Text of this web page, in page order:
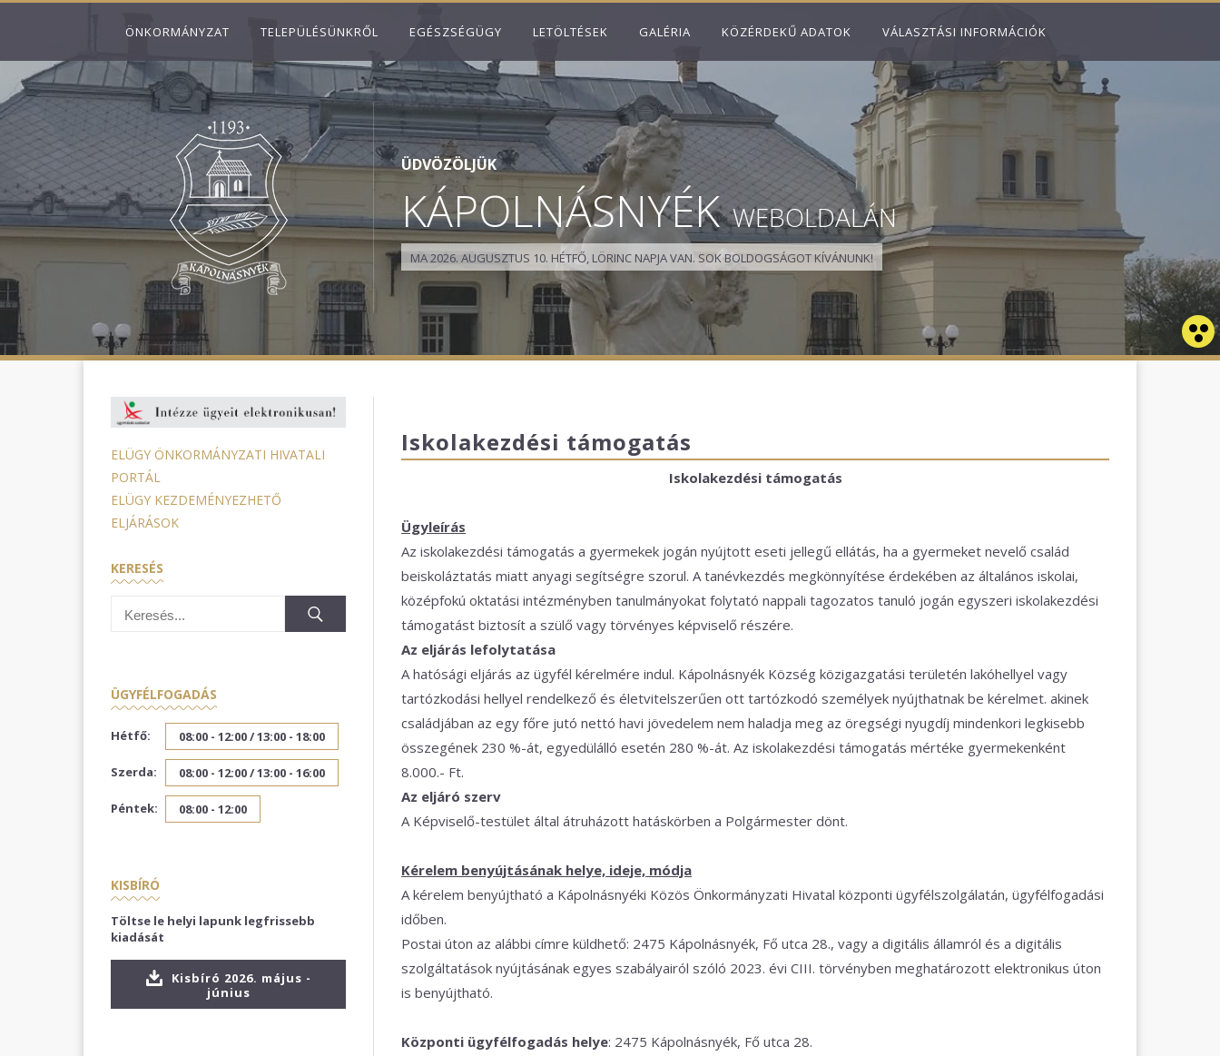
ÖNKORMÁNYZAT TELEPÜLÉSÜNKRŐL EGÉSZSÉGÜGY LETÖLTÉSEK GALÉRIA KÖZÉRDEKŰ ADATOK VÁLASZTÁSI INFORMÁCIÓK
ÜDVÖZÖLJÜK
KÁPOLNÁSNYÉK WEBOLDALÁN
MA 2026. AUGUSZTUS 10. HÉTFŐ, LÖRINC NAPJA VAN. SOK BOLDOGSÁGOT KÍVÁNUNK!
Iskolakezdési támogatás
Iskolakezdési támogatás
Ügyleírás
Az iskolakezdési támogatás a gyermekek jogán nyújtott eseti jellegű ellátás, ha a gyermeket nevelő család
beiskoláztatás miatt anyagi segítségre szorul. A tanévkezdés megkönnyítése érdekében az általános iskolai,
középfokú oktatási intézményben tanulmányokat folytató nappali tagozatos tanuló jogán egyszeri iskolakezdési
támogatást biztosít a szülő vagy törvényes képviselő részére.
Az eljárás lefolytatása
A hatósági eljárás az ügyfél kérelmére indul. Kápolnásnyék Község közigazgatási területén lakóhellyel vagy
tartózkodási hellyel rendelkező és életvitelszerűen ott tartózkodó személyek nyújthatnak be kérelmet. akinek
családjában az egy főre jutó nettó havi jövedelem nem haladja meg az öregségi nyugdíj mindenkori legkisebb
összegének 230 %-át, egyedülálló esetén 280 %-át. Az iskolakezdési támogatás mértéke gyermekenként
8.000.- Ft.
Az eljáró szerv
A Képviselő-testület által átruházott hatáskörben a Polgármester dönt.
Kérelem benyújtásának helye, ideje, módja
A kérelem benyújtható a Kápolnásnyéki Közös Önkormányzati Hivatal központi ügyfélszolgálatán, ügyfélfogadási
időben.
Postai úton az alábbi címre küldhető: 2475 Kápolnásnyék, Fő utca 28., vagy a digitális államról és a digitális
szolgáltatások nyújtásának egyes szabályairól szóló 2023. évi CIII. törvényben meghatározott elektronikus úton
is benyújtható.
Központi ügyfélfogadás helye: 2475 Kápolnásnyék, Fő utca 28.
ELÜGY ÖNKORMÁNYZATI HIVATALI
PORTÁL
ELÜGY KEZDEMÉNYEZHETŐ
ELJÁRÁSOK
KERESÉS
ÜGYFÉLFOGADÁS
Hétfő: 08:00 - 12:00 /13:00 - 18:00
Szerda: 08:00 - 12:00 /13:00 - 16:00
Péntek: 08:00 - 12:00
KISBÍRÓ
Töltse le helyi lapunk legfrissebb
kiadását
Kisbíró 2026. május -
június